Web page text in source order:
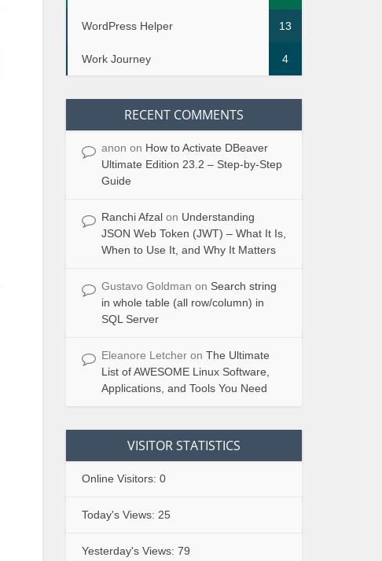
WordPress Helper 13
Work Journey 4
RECENT COMMENTS
anon on How to Activate DBeaver
Ultimate Edition 23.2 – Step-by-Step
Guide
Ranchi Afzal on Understanding
JSON Web Token (JWT) – What It Is,
When to Use It, and Why It Matters
Gustavo Goldman on Search string
in whole table (all row/column) in
SQL Server
Eleanore Letcher on The Ultimate
List of AWESOME Linux Software,
Applications, and Tools You Need
VISITOR STATISTICS
Online Visitors: 0
Today's Views: 25
Yesterday's Views: 79